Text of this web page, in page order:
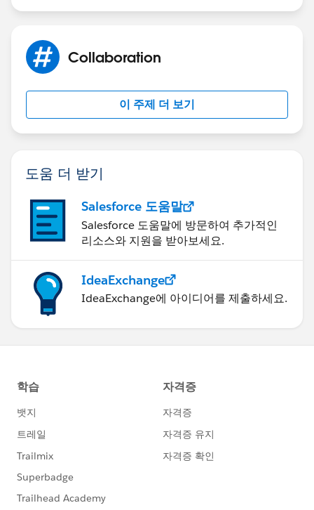
Collaboration
이 주제 더 보기
도움 더 받기
Salesforce 도움말
Salesforce 도움말에 방문하여 추가적인
리소스와 지원을 받아보세요.
IdeaExchange
IdeaExchange에 아이디어를 제출하세요.